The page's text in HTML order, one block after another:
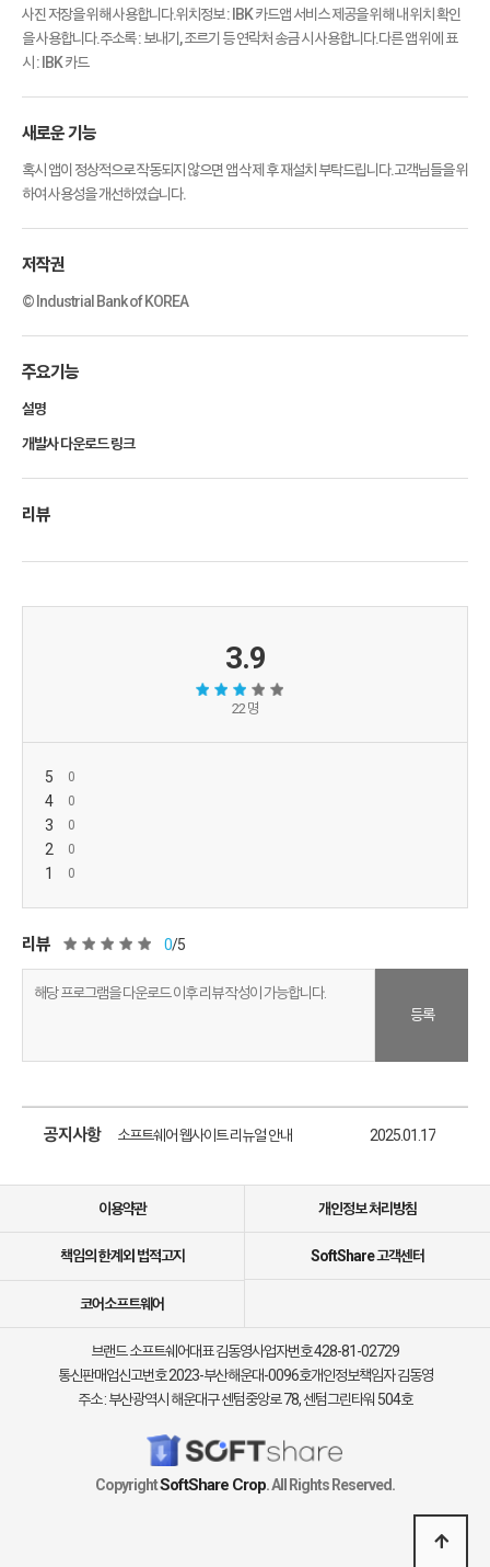
사진 저장을 위해 사용합니다.위치정보 : IBK 카드앱 서비스 제공을 위해 내 위치 확인
을 사용합니다.주소록 : 보내기, 조르기 등 연락처 송금 시 사용합니다.다른 앱 위에 표
시 : IBK 카드
새로운 기능
혹시 앱이 정상적으로 작동되지 않으면 앱 삭제 후 재설치 부탁드립니다.고객님들을 위
하여 사용성을 개선하였습니다.
저작권
© Industrial Bank of KOREA
주요기능
설명
개발사 다운로드 링크
리뷰
3.9
22 명
5
4
3
2
1
리뷰 0/5
등록
공지사항
소프트쉐어 서비스 이용 가이드 업데이트 안내
2025.01.17
소프트쉐어 웹사이트 리뉴얼 안내
2025.01.17
이용약관 개인정보 처리방침
책임의 한계외 법적고지 SoftShare 고객센터
코어소프트웨어
브랜드 소프트쉐어대표 김동영사업자번호 428-81-02729
통신판매업신고번호 2023-부산해운대-0096호개인정보책임자 김동영
주소 : 부산광역시 해운대구 센텀중앙로 78, 센텀그린타워 504호
CopyrightSoftShare Crop. All Rights Reserved.